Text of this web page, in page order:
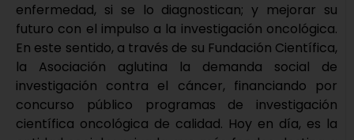
enfermedad, si se lo diagnostican; y mejorar su
futuro con el impulso a la investigación oncológica.
En este sentido, a través de su Fundación Científica,
la Asociación aglutina la demanda social de
investigación contra el cáncer, financiando por
concurso público programas de investigación
científica oncológica de calidad. Hoy en día, es la